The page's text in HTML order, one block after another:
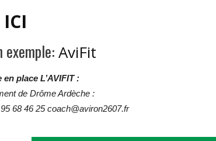
ICI
exemple:AviFit
place L’AVIFIT :
de Drôme Ardèche :
68 46 25 coach@aviron2607.fr